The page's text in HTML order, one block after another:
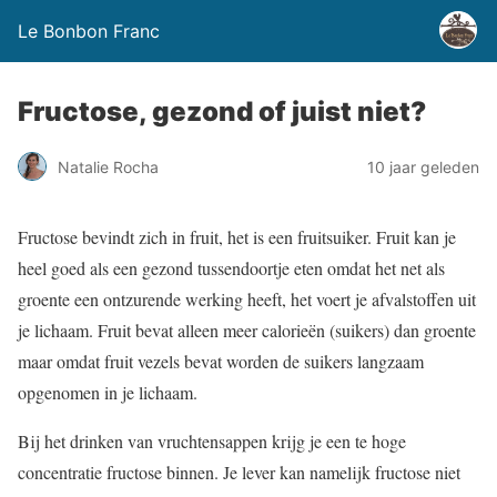
Le Bonbon Franc
Fructose, gezond of juist niet?
Natalie Rocha 10 jaar geleden
Fructose bevindt zich in fruit, het is een fruitsuiker. Fruit kan je
heel goed als een gezond tussendoortje eten omdat het net als
groente een ontzurende werking heeft, het voert je afvalstoffen uit
je lichaam. Fruit bevat alleen meer calorieën (suikers) dan groente
maar omdat fruit vezels bevat worden de suikers langzaam
opgenomen in je lichaam.
Bij het drinken van vruchtensappen krijg je een te hoge
concentratie fructose binnen. Je lever kan namelijk fructose niet